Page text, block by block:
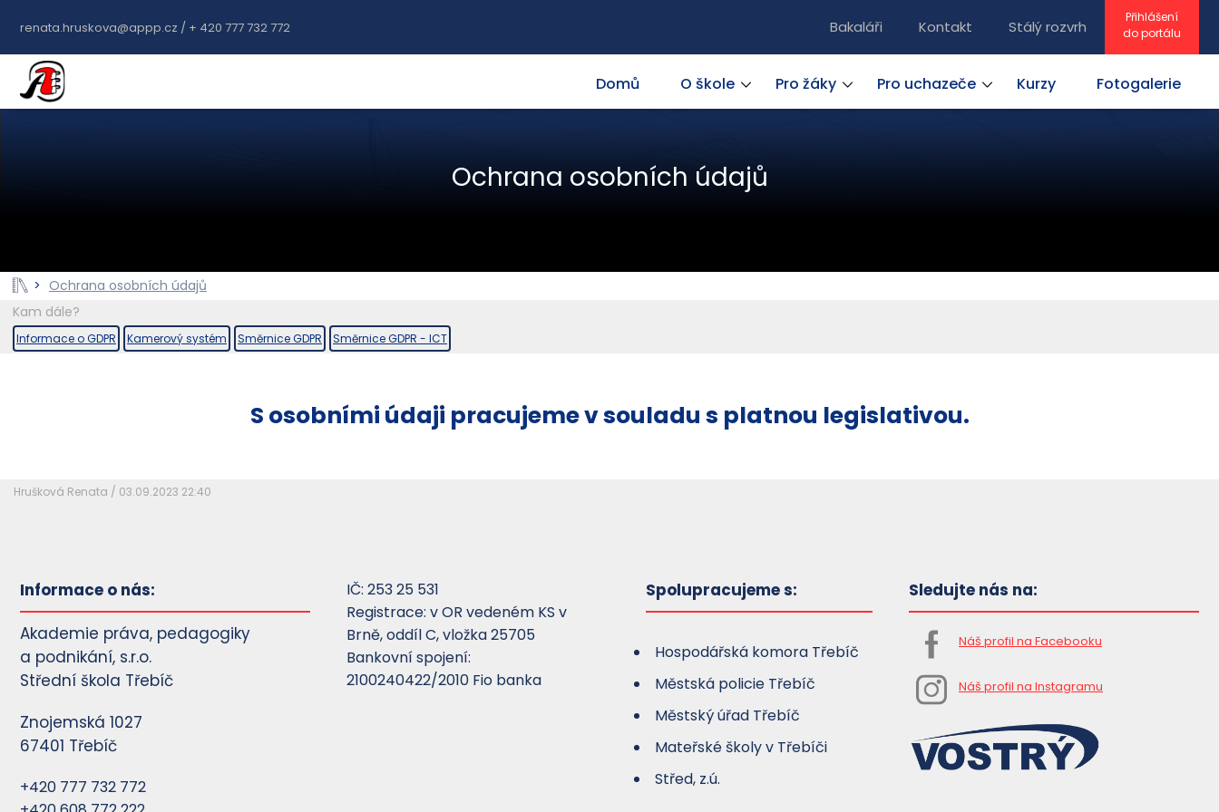
renata.hruskova@appp.cz / + 420 777 732 772
Přihlášení
do portálu
Bakaláři Kontakt Stálý rozvrh
Domů O škole Pro žáky Pro uchazeče Kurzy Fotogalerie
Ochrana osobních údajů
> Ochrana osobních údajů
Kam dále?
Informace o GDPR Kamerový systém Směrnice GDPR Směrnice GDPR - ICT
S osobními údaji pracujeme v souladu s platnou legislativou.
Hrušková Renata / 03.09.2023 22:40
Informace o nás:
Akademie práva, pedagogiky
a podnikání, s.r.o.
Střední škola Třebíč
Znojemská 1027
67401 Třebíč
+420 777 732 772
IČ: 253 25 531
Registrace: v OR vedeném KS v
Brně, oddíl C, vložka 25705
Bankovní spojení:
2100240422/2010 Fio banka
Spolupracujeme s:
Hospodářská komora Třebíč
Městská policie Třebíč
Městský úřad Třebíč
Mateřské školy v Třebíči
Střed, z.ú.
Sledujte nás na:
Náš profil na Facebooku
Náš profil na Instagramu